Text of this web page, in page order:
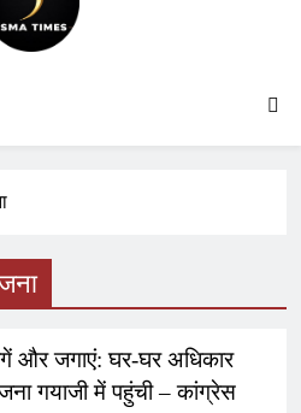
और जगाएं: घर-घर अधिकार
गयाजी में पहुंची – कांग्रेस